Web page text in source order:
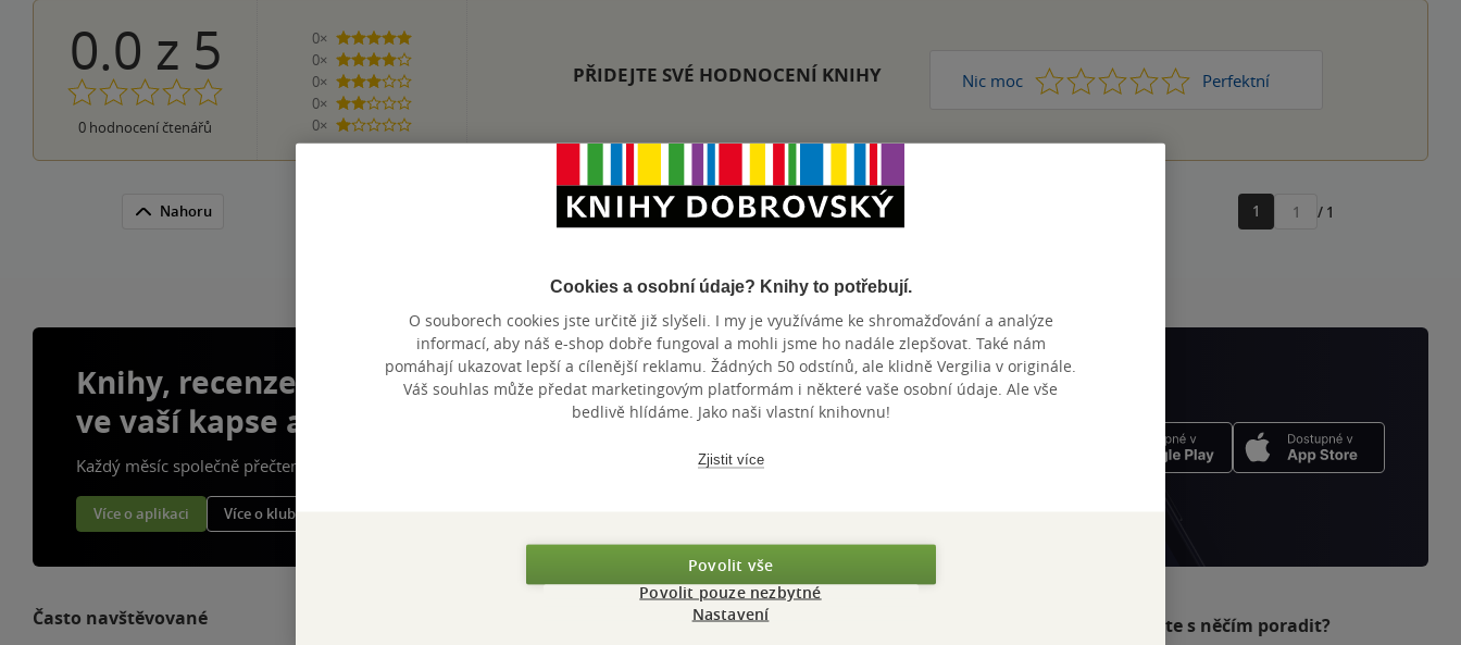
0.0 z 5
0 hodnocení čtenářů
0×
5 hvězdiček
0×
4 hvězdičky
0×
3 hvězdičky
0×
2 hvězdičky
0×
1 hvezdička
PŘIDEJTE SVÉ HODNOCENÍ KNIHY Nic moc 1 2 3 4 Perfektní
5
Nahoru
Zobrazeno 20 z 20
1
Přejít
/ 1
Knihy, recenze a klubové výhody
ve vaší kapse a naší appce KDčko
Každý měsíc společně přečteme tisíce knih
Více o aplikaci Více o klubu
Často navštěvované Více o nás Potřebujete s něčím poradit?
Cookies a osobní údaje? Knihy to potřebují.
O souborech cookies jste určitě již slyšeli. I my je využíváme ke shromažďování a analýze
informací, aby náš e-shop dobře fungoval a mohli jsme ho nadále zlepšovat. Také nám
pomáhají ukazovat lepší a cílenější reklamu. Žádných 50 odstínů, ale klidně Vergilia v originále.
Váš souhlas může předat marketingovým platformám i některé vaše osobní údaje. Ale vše
bedlivě hlídáme. Jako naši vlastní knihovnu!
Zjistit více
Povolit vše
Povolit pouze nezbytné
Nastavení